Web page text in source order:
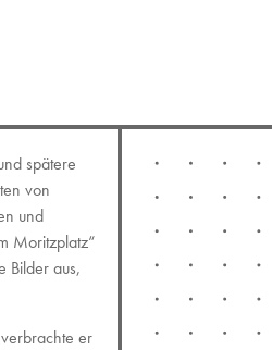
spätere
von
und
Moritzplatz“
Bilder aus,
er